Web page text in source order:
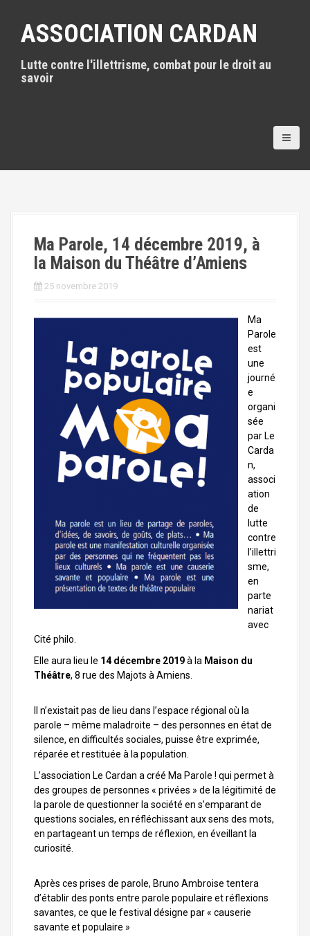
ASSOCIATION CARDAN
Lutte contre l'illettrisme, combat pour le droit au
savoir
Ma Parole, 14 décembre 2019, à
la Maison du Théâtre d’Amiens
25 novembre 2019
Ma
Parole
est
une
journé
e
organi
sée
par Le
Carda
n,
associ
ation
de
lutte
contre
l’illettri
sme,
en
parte
nariat
avec
Cité philo.
Elle aura lieu le 14 décembre 2019à la Maison du
Théâtre, 8 rue des Majots à Amiens.
Il n’existait pas de lieu dans l’espace régional où la
parole – même maladroite – des personnes en état de
silence, en difficultés sociales, puisse être exprimée,
réparée et restituée à la population.
L’association Le Cardan a créé Ma Parole ! qui permet à
des groupes de personnes « privées » de la légitimité de
la parole de questionner la société en s’emparant de
questions sociales, en réfléchissant aux sens des mots,
en partageant un temps de réflexion, en éveillant la
curiosité.
Après ces prises de parole, Bruno Ambroise tentera
d’établir des ponts entre parole populaire et réflexions
savantes, ce que le festival désigne par « causerie
savante et populaire »